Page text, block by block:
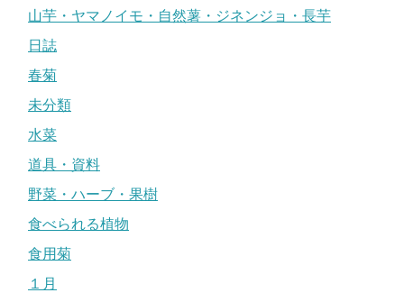
山芋・ヤマノイモ・自然薯・ジネンジョ・長芋
日誌
春菊
未分類
水菜
道具・資料
野菜・ハーブ・果樹
食べられる植物
食用菊
１月